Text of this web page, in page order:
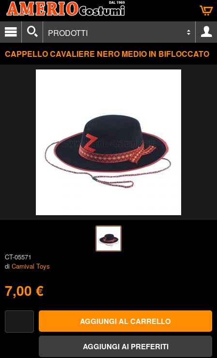
PRODOTTI
CAPPELLO CAVALIERE NERO MEDIO IN BIFLOCCATO
CT-05571
di Carnival Toys
7,00 €